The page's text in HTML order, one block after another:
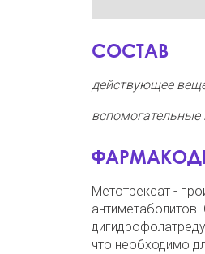
СОСТАВ
действующее
вспомогательные
Метотрексат -
что необходимо